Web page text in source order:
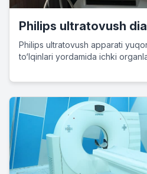
Philips ultratovush
ilg‘or tasvirlash
Philips ultratovush apparati
to‘lqinlari yordamida ichki
keng qo‘llaniladigan diagnosti…